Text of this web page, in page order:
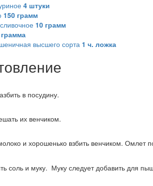
4 штуки
150 грамм
10 грамм
грамма
высшего сорта 1 ч. ложка
в посудину.
их венчиком.
и хорошенько взбить венчиком. Омлет
соль и муку. Муку следует добавить для